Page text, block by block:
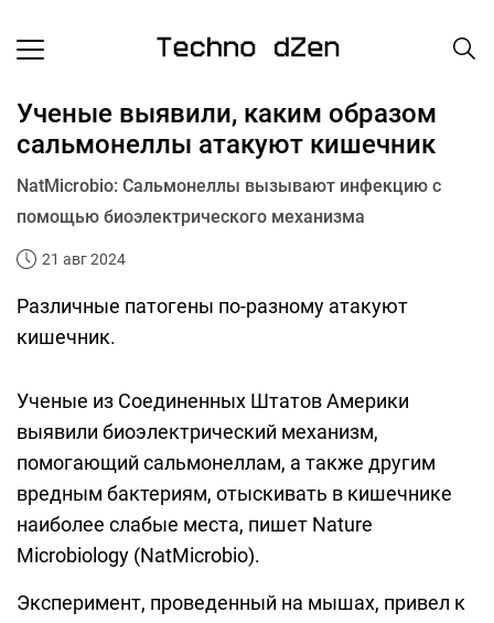
Ученые выявили, каким образом
сальмонеллы атакуют кишечник
NatMicrobio: Сальмонеллы вызывают инфекцию с
помощью биоэлектрического механизма
21 авг 2024
Различные патогены по-разному атакуют
кишечник.
Ученые из Соединенных Штатов Америки
выявили биоэлектрический механизм,
помогающий сальмонеллам, а также другим
вредным бактериям, отыскивать в кишечнике
наиболее слабые места, пишет Nature
Microbiology (NatMicrobio).
Эксперимент, проведенный на мышах, привел к